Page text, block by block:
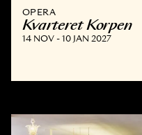
OPERA
Kvarteret Korpen
14 NOV - 10 JAN 2027